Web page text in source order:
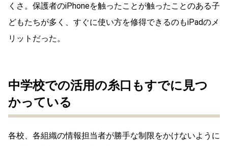
くさ。保護者のiPhoneを触ったことが触ったことのある子
どもたちが多く、すぐに使い方を修得できるのもiPadのメ
リットだった。
中学校での活用の糸口もすでに見つ
かっている
各校、各組織の情報担当者が勝手な制限をかけないように